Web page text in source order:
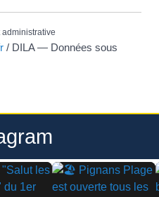
/ DILA — Données sous